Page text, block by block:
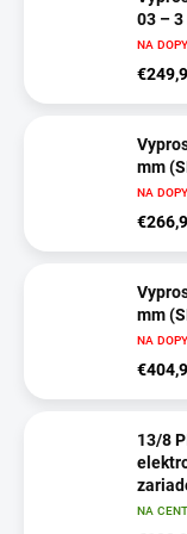
03 – 3
NA
mm
NA
mm
NA
13/8
NA